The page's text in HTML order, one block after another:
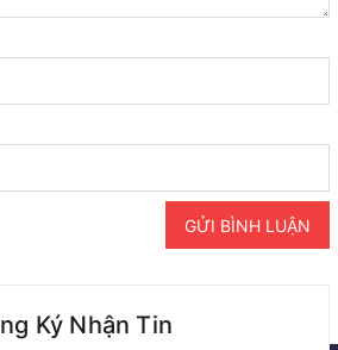
GỬI BÌNH LUẬN
Ký Nhận Tin